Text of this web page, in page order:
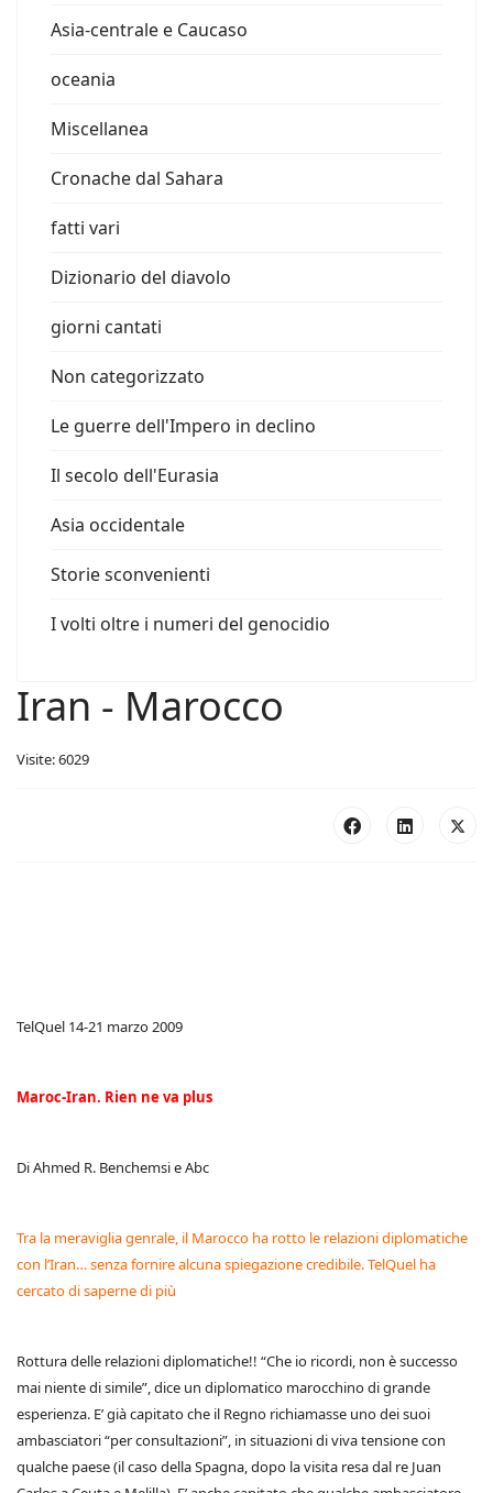
Asia-centrale e Caucaso
oceania
Miscellanea
Cronache dal Sahara
fatti vari
Dizionario del diavolo
giorni cantati
Non categorizzato
Le guerre dell'Impero in declino
Il secolo dell'Eurasia
Asia occidentale
Storie sconvenienti
I volti oltre i numeri del genocidio
Iran - Marocco
Visite: 6029
TelQuel 14-21 marzo 2009
Maroc-Iran. Rien ne va plus
Di Ahmed R. Benchemsi e Abc
Tra la meraviglia genrale, il Marocco ha rotto le relazioni diplomatiche
con l’Iran… senza fornire alcuna spiegazione credibile. TelQuel ha
cercato di saperne di più
Rottura delle relazioni diplomatiche!! “Che io ricordi, non è successo
mai niente di simile”, dice un diplomatico marocchino di grande
esperienza. E’ già capitato che il Regno richiamasse uno dei suoi
ambasciatori “per consultazioni”, in situazioni di viva tensione con
qualche paese (il caso della Spagna, dopo la visita resa dal re Juan